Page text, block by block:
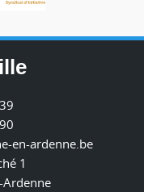
en-ardenne.be
1
Ardenne